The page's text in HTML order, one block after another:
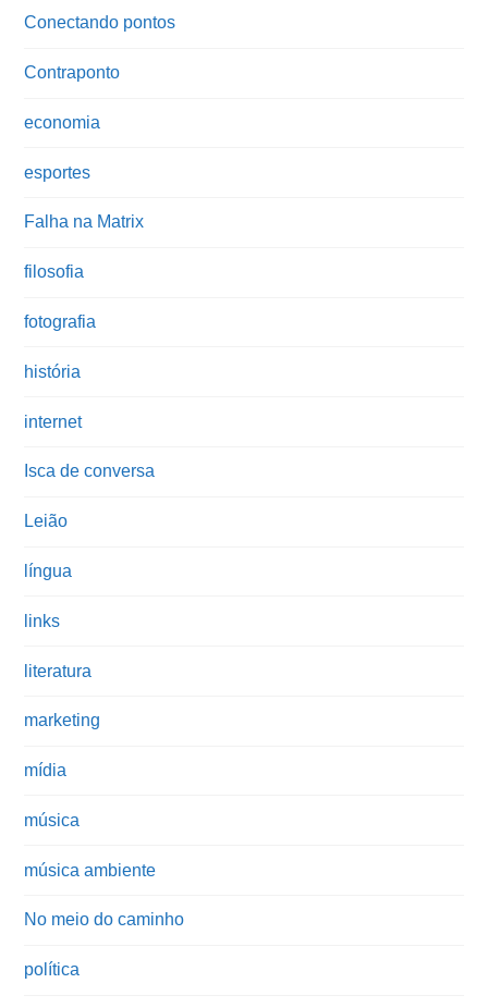
Conectando pontos
Contraponto
economia
esportes
Falha na Matrix
filosofia
fotografia
história
internet
Isca de conversa
Leião
língua
links
literatura
marketing
mídia
música
música ambiente
No meio do caminho
política